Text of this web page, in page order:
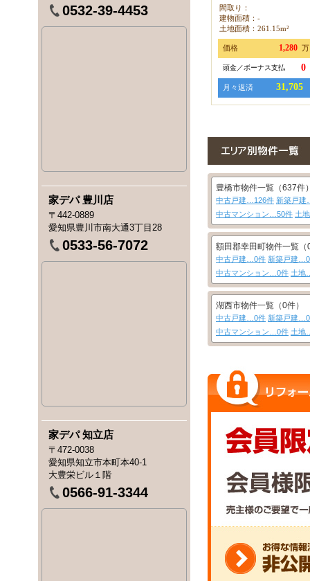
間取り：
建物面積：-
土地面積：261.15m²
価格 1,280
頭金／ボーナス支払 0
月々返済 31,705
豊橋市物件一覧（637件
中古戸建…126件 新築戸
中古マンション…50件 土
額田郡幸田町物件一覧（
中古戸建…0件 新築戸建
中古マンション…0件 土地
湖西市物件一覧（0件）
中古戸建…0件 新築戸建
中古マンション…0件 土地
0532-39-4453
家デパ 豊川店
〒442-0889
愛知県豊川市南大通3丁目28
0533-56-7072
家デパ 知立店
〒472-0038
愛知県知立市本町本40-1
大豊栄ビル１階
0566-91-3344